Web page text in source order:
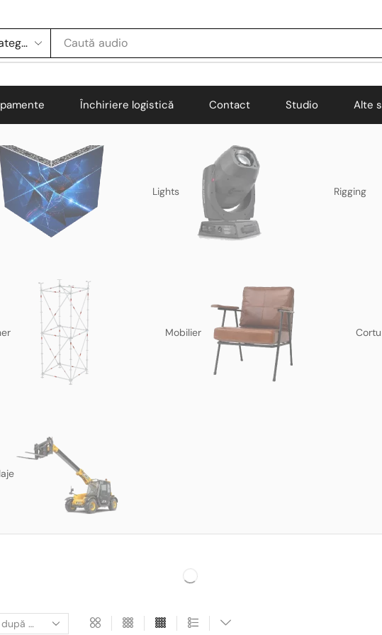
Caută audio
Închiriere logistică Contact Studio Alte
Lights Rigging
Mobilier